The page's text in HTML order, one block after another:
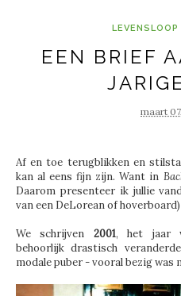
LEVENSLOOP
EEN BRIEF
maart
Af en toe terugblikken en
kan al eens fijn zijn. Want in
Daarom presenteer ik jullie
van een DeLorean of
We schrijven 2001, het jaar
behoorlijk drastisch
modale puber - vooral bezig was